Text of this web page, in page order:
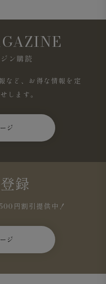
ン購読
など、お得な情報を定
します。
ジ
録
円割引提供中！
ジ